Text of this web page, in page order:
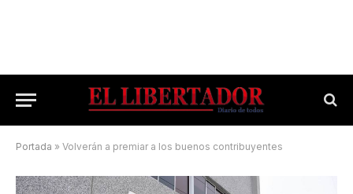
Portada » Volverán a premiar a los buenos contribuyentes